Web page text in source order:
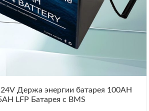
Держа энергии батарея 100AH
LFP Батарея с BMS